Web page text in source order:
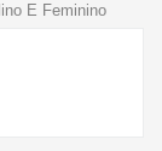
E Feminino